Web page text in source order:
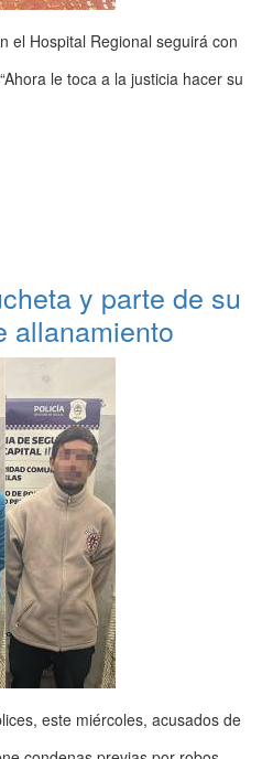
el Hospital Regional seguirá con
le toca a la justicia hacer su
y parte de su
allanamiento
este miércoles, acusados de